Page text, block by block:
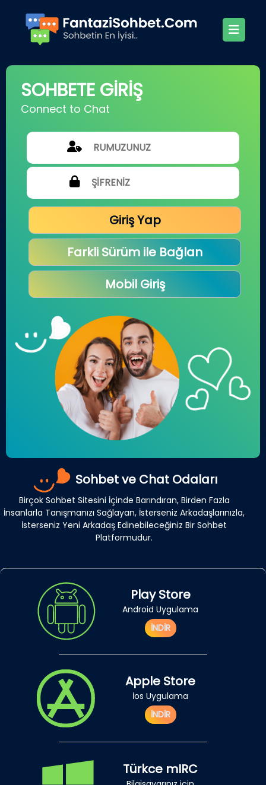
SOHBETE GİRİŞ
Connect to Chat
Giriş Yap
Farkli Sürüm ile Bağlan
Mobil Giriş
Sohbet ve Chat Odaları
Birçok Sohbet Sitesini İçinde Barındıran, Birden Fazla
İnsanlarla Tanışmanızı Sağlayan, İsterseniz Arkadaşlarınızla,
İsterseniz Yeni Arkadaş Edinebileceğiniz Bir Sohbet
Platformudur.
Play Store
Android Uygulama
İNDİR
Apple Store
İos Uygulama
İNDİR
Türkce mIRC